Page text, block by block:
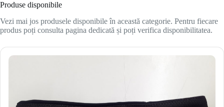
Produse disponibile
Vezi mai jos produsele disponibile în această categorie. Pentru fiecare
produs poți consulta pagina dedicată și poți verifica disponibilitatea.